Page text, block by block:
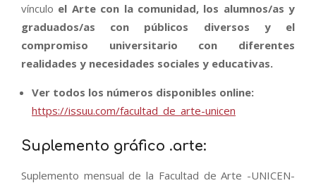
vínculo el Arte con la comunidad, los alumnos/as y
graduados/as con públicos diversos y el
compromiso universitario con diferentes
realidades y necesidades sociales y educativas.
Ver todos los números disponibles online:
https://issuu.com/facultad_de_arte-unicen
Suplemento gráfico .arte:
Suplemento mensual de la Facultad de Arte -UNICEN-